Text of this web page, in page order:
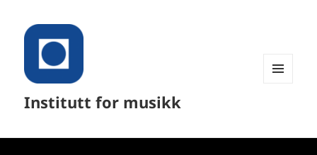
Institutt for musikk